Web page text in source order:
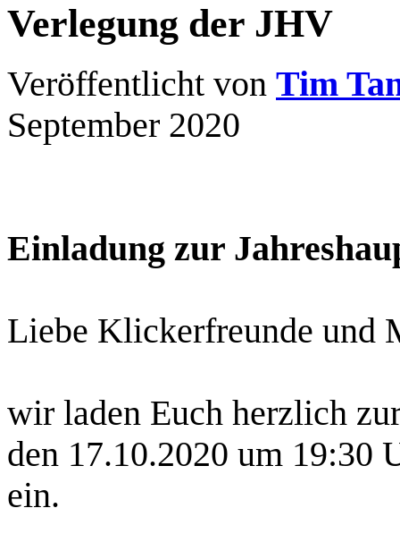
Verlegung der JHV
Veröffentlicht von Tim
September 2020
Einladung zur
Liebe Klickerfreunde und
wir laden Euch herzlich
den 17.10.2020 um 19:30
ein.